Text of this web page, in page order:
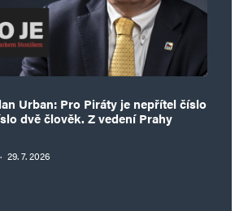
Urban: Pro Piráty je nepřítel číslo
dvě člověk. Z vedení Prahy
· 29. 7. 2026